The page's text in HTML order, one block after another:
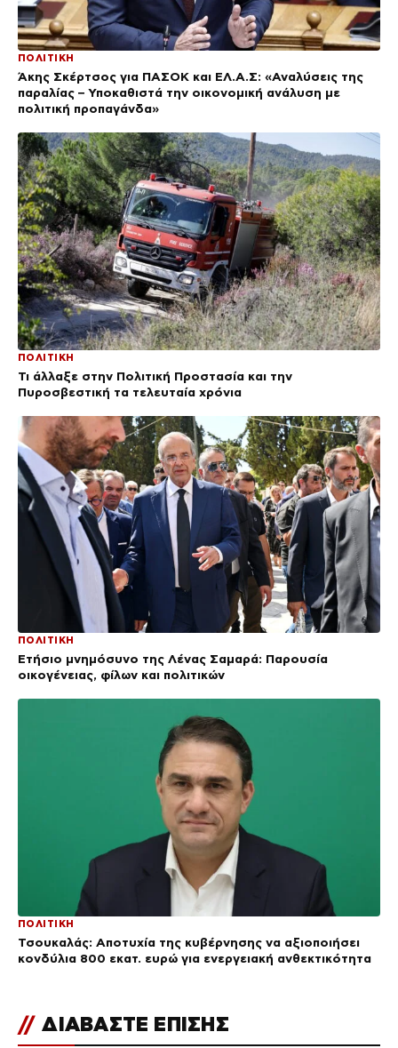
ΠΟΛΙΤΙΚΗ
Άκης Σκέρτσος για ΠΑΣΟΚ και ΕΛ.Α.Σ: «Αναλύσεις της
παραλίας – Υποκαθιστά την οικονομική ανάλυση με
πολιτική προπαγάνδα»
ΠΟΛΙΤΙΚΗ
Τι άλλαξε στην Πολιτική Προστασία και την
Πυροσβεστική τα τελευταία χρόνια
ΠΟΛΙΤΙΚΗ
Ετήσιο μνημόσυνο της Λένας Σαμαρά: Παρουσία
οικογένειας, φίλων και πολιτικών
ΠΟΛΙΤΙΚΗ
Τσουκαλάς: Αποτυχία της κυβέρνησης να αξιοποιήσει
κονδύλια 800 εκατ. ευρώ για ενεργειακή ανθεκτικότητα
// ΔΙΑΒΑΣΤΕ ΕΠΙΣΗΣ